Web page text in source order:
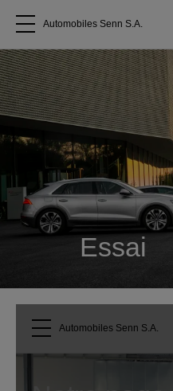
Tous les modèles
A propos
Acheter une Audi
Service
Automobiles Senn S.A.
Essai